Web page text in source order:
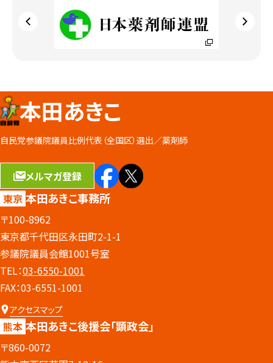
本田あきこ
自民党参議院議員比例代表（全国区）選出／薬剤師
メルマガ登録
東京 本田あきこ事務所
〒100-8962
東京都千代田区永田町2-1-1
参議院議員会館1001号室
TEL：03-6550-1001
FAX：03-6551-1001
アクセスマップ
熊本 本田あきこ後援会「顕政会」
〒860-0072